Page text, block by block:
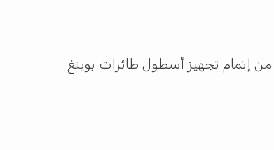
إتمام تجهيز أسطول طائرات بوينغ